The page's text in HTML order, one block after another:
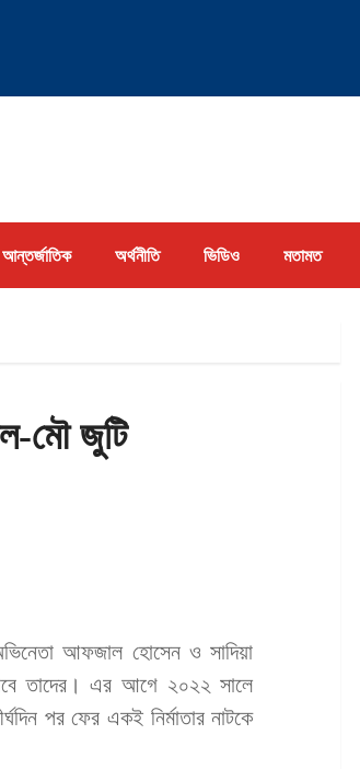
আন্তর্জাতিক অর্থনীতি ভিডিও মতামত
মৌ জুটি
আফজাল হোসেন ও সাদিয়া
তাদের। এর আগে ২০২২ সালে
পর ফের একই নির্মাতার নাটকে